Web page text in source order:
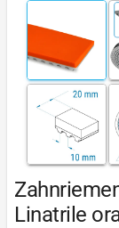
Linatrile